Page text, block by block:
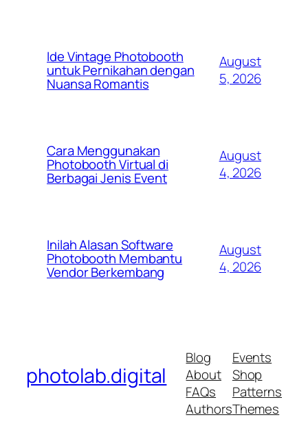
Ide Vintage Photobooth
untuk Pernikahan dengan
Nuansa Romantis
August
5, 2026
Cara Menggunakan
Photobooth Virtual di
Berbagai Jenis Event
August
4, 2026
Inilah Alasan Software
Photobooth Membantu
Vendor Berkembang
August
4, 2026
photolab.digital
Blog
About
FAQs
Authors
Events
Shop
Patterns
Themes